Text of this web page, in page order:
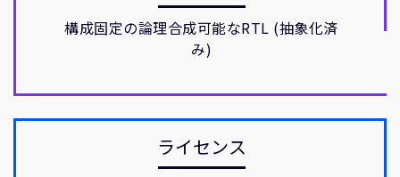
110 Fulbourn Road
Cambridge, UK
Fax: + 44(1223) 400 410
構成固定の論理合成可能なRTL (抽象化済
み)
ライセンス